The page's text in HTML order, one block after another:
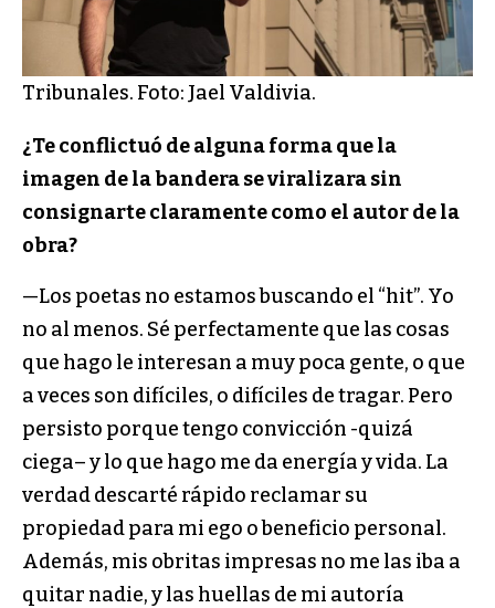
Tribunales. Foto: Jael Valdivia.
¿Te conflictuó de alguna forma que la
imagen de la bandera se viralizara sin
consignarte claramente como el autor de la
obra?
—Los poetas no estamos buscando el “hit”. Yo
no al menos. Sé perfectamente que las cosas
que hago le interesan a muy poca gente, o que
a veces son difíciles, o difíciles de tragar. Pero
persisto porque tengo convicción -quizá
ciega– y lo que hago me da energía y vida. La
verdad descarté rápido reclamar su
propiedad para mi ego o beneficio personal.
Además, mis obritas impresas no me las iba a
quitar nadie, y las huellas de mi autoría